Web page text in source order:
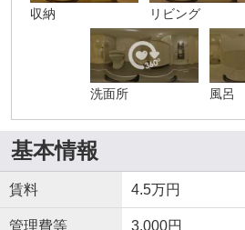
収納 リビング
洗面所 風呂
基本情報
賃料 4.5万円
管理費等 3,000円